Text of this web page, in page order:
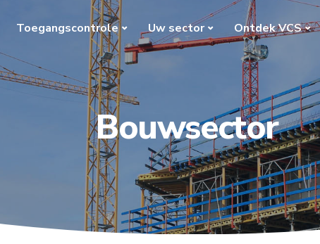
Toegangscontrole Uw sector Ontdek VCS
Bouwsector